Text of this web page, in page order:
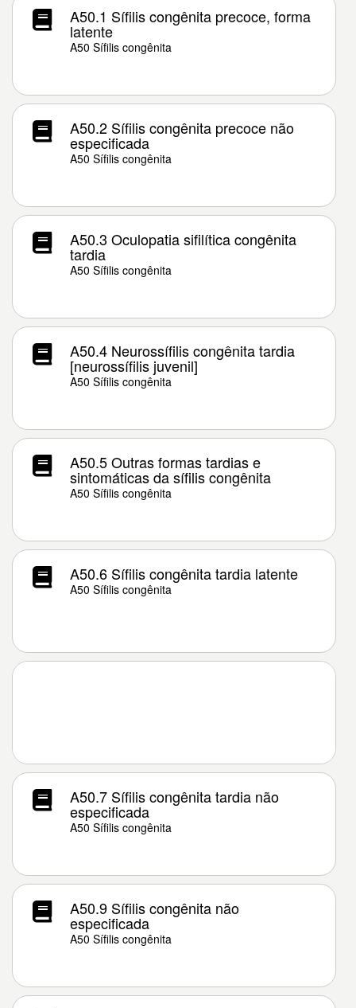
A50.1 Sífilis congênita precoce, forma
latente
A50 Sífilis congênita
A50.2 Sífilis congênita precoce não
especificada
A50 Sífilis congênita
A50.3 Oculopatia sifilítica congênita
tardia
A50 Sífilis congênita
A50.4 Neurossífilis congênita tardia
[neurossífilis juvenil]
A50 Sífilis congênita
A50.5 Outras formas tardias e
sintomáticas da sífilis congênita
A50 Sífilis congênita
A50.6 Sífilis congênita tardia latente
A50 Sífilis congênita
A50.7 Sífilis congênita tardia não
especificada
A50 Sífilis congênita
A50.9 Sífilis congênita não
especificada
A50 Sífilis congênita